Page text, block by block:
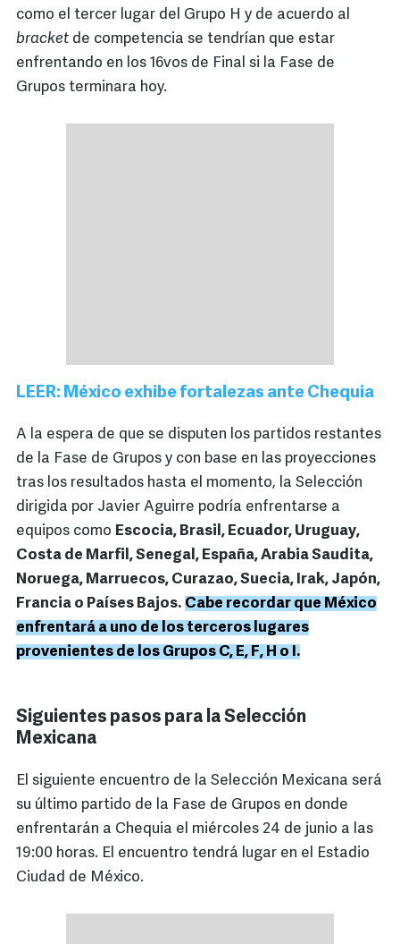
como el tercer lugar del Grupo H y de acuerdo al
bracket de competencia se tendrían que estar
enfrentando en los 16vos de Final si la Fase de
Grupos terminara hoy.
LEER: México exhibe fortalezas ante Chequia
A la espera de que se disputen los partidos restantes
de la Fase de Grupos y con base en las proyecciones
tras los resultados hasta el momento, la Selección
dirigida por Javier Aguirre podría enfrentarse a
equipos como Escocia, Brasil, Ecuador, Uruguay,
Costa de Marfil, Senegal, España, Arabia Saudita,
Noruega, Marruecos, Curazao, Suecia, Irak, Japón,
Francia o Países Bajos. Cabe recordar que México
enfrentará a uno de los terceros lugares
provenientes de los Grupos C, E, F, H o I.
Siguientes pasos para la Selección
Mexicana
El siguiente encuentro de la Selección Mexicana será
su último partido de la Fase de Grupos en donde
enfrentarán a Chequia el miércoles 24 de junio a las
19:00 horas. El encuentro tendrá lugar en el Estadio
Ciudad de México.